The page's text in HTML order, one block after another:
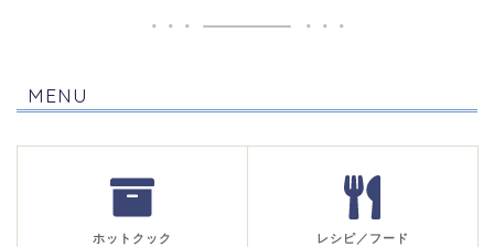
MENU
ホットクック レシピ／フード